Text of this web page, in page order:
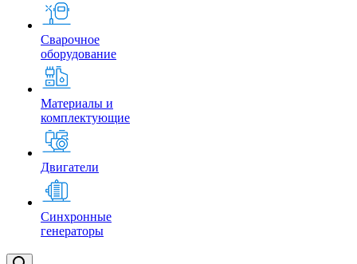
Сварочное
оборудование
Материалы и
комплектующие
Двигатели
Синхронные
генераторы